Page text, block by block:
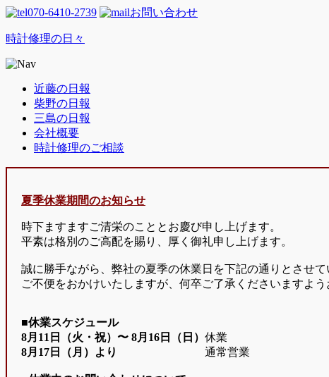
070-6410-2739 お問い合わせ
時計修理の日々
近藤の日報
柴野の日報
三島の日報
会社概要
時計修理のご相談
夏季休業期間のお知らせ
時下ますますご清栄のこととお慶び申し上げます。
平素は格別のご高配を賜り、厚く御礼申し上げます。
誠に勝手ながら、弊社の夏季の休業日を下記の通りとさせて
ご不便をおかけいたしますが、何卒ご了承くださいますよう
■休業スケジュール
8月11日（火・祝）〜 8月16日（日） 休業
8月17日（月）より
通常営業